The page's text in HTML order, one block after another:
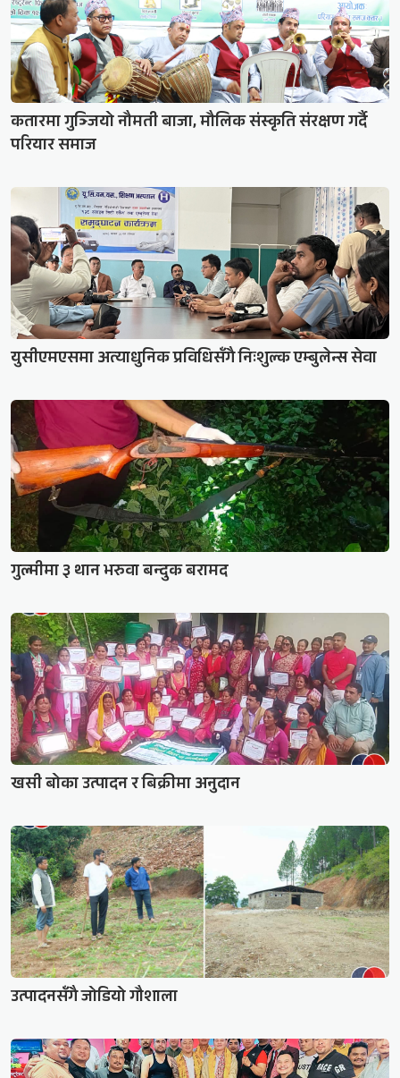
कतारमा गुञ्जियो नौमती बाजा, मौलिक संस्कृति संरक्षण गर्दै
परियार समाज
युसीएमएसमा अत्याधुनिक प्रविधिसँगै निःशुल्क एम्बुलेन्स सेवा
गुल्मीमा ३ थान भरुवा बन्दुक बरामद
खसी बोका उत्पादन र बिक्रीमा अनुदान
उत्पादनसँगै जोडियो गौशाला